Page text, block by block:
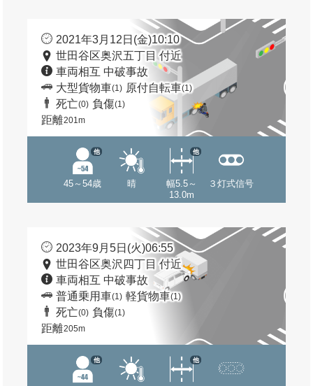
2021年3月12日(金)10:10
世田谷区奥沢五丁目 付近
車両相互 中破事故
大型貨物車(1) 原付自転車(1)
死亡(0) 負傷(1)
距離201m
45～54歳
他
晴
幅5.5～
13.0m
他
３灯式信号
2023年9月5日(火)06:55
世田谷区奥沢四丁目 付近
車両相互 中破事故
普通乗用車(1) 軽貨物車(1)
死亡(0) 負傷(1)
距離205m
他 他